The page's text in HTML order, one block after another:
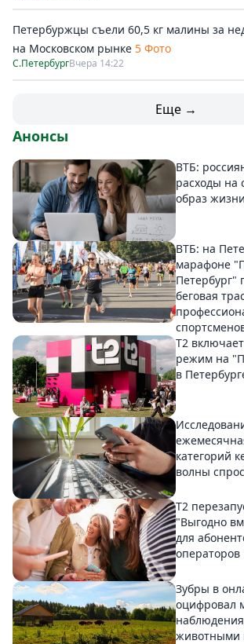
Петербуржцы съели 60,5 кг малины за
на Московском рынке 5 Фото
С.ПетербургВчера 14:22
Еще →
Анонсы
ВТБ:
расходы на
образ жизни
ВТБ: на
марафоне
Петербург"
беговая
Т2
режим на
в
категорий
волны
Т2
"Выгодно
для
операторов
Зубры в
оцифровал
животными